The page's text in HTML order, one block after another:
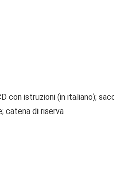
con istruzioni (in italiano);
catena di riserva